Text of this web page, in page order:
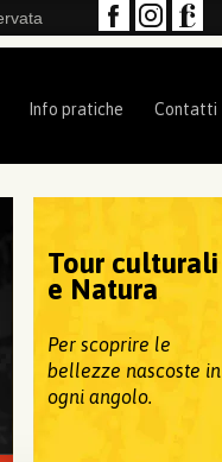
Info pratiche Contatti
Tour culturali
e Natura
Per scoprire le
bellezze nascoste in
ogni angolo.